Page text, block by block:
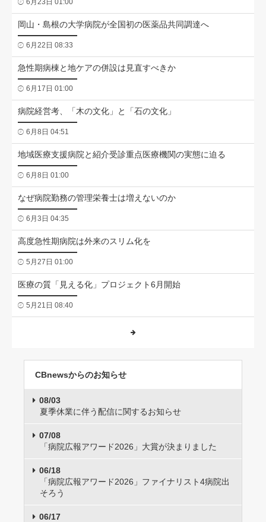
6月23日 01:00
岡山・島根の大学病院が全国初の医薬品共同調達へ
6月22日 08:33
急性期病棟と地ケアの併設は見直すべきか
6月17日 01:00
病院経営考、「木の文化」と「石の文化」
6月8日 04:51
地域医療支援病院と紹介受診重点医療機関の実態に迫る
6月8日 01:00
なぜ病院勤務の管理栄養士は増えないのか
6月3日 04:35
高度急性期病院は外来のスリム化を
5月27日 01:00
医療の質「見える化」プロジェクト6月開始
5月21日 08:40
CBnewsからのお知らせ
08/03
夏季休業に伴う配信に関するお知らせ
07/08
「病院広報アワード2026」大賞が決まりました
06/18
「病院広報アワード2026」ファイナリスト4病院出
そろう
06/17